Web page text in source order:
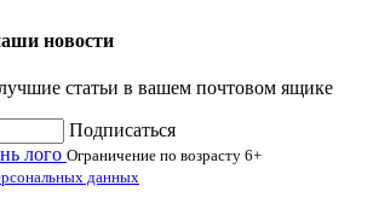
новости
статьи в вашем почтовом ящике
Подписаться
Ограничение по возрасту 6+
данных